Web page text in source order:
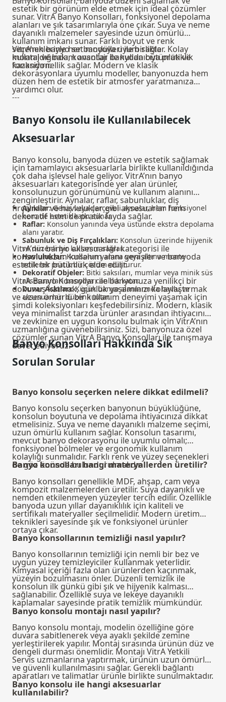
estetik bir görünüm elde etmek için ideal çözümler
sunar. VitrA Banyo Konsolları, fonksiyonel depolama
alanları ve şık tasarımlarıyla öne çıkar. Suya ve neme
dayanıklı malzemeler sayesinde uzun ömürlü
kullanım imkanı sunar. Farklı boyut ve renk
seçenekleriyle her banyoya uyum sağlar. Kolay
montaj ve bakım avantajı ile kullanıcıya pratiklik
kazandırır.
VitrA’nınbanyo set modülleriile birlikte
kullanıldığında, konsollar banyoda bütünlük ve
fonksiyonellik sağlar. Modern ve klasik
dekorasyonlara uyumlu modeller, banyonuzda hem
düzen hem de estetik bir atmosfer yaratmanıza
yardımcı olur.
---
Banyo Konsolu ile Kullanılabilecek
Aksesuarlar
Banyo konsolu, banyoda düzen ve estetik sağlamak
için tamamlayıcı aksesuarlarla birlikte kullanıldığında
çok daha işlevsel hale geliyor. VitrA’nın banyo
aksesuarları kategorisinde yer alan ürünler,
konsolunuzun görünümünü ve kullanım alanını
zenginleştirir. Aynalar, raflar, sabunluklar, diş
fırçalıklar ve havluluklar gibi aksesuarlar hem
dekoratif hem de pratik fayda sağlar.
Aynalar:Geniş veya çerçeveli aynalar, hem fonksiyonel
hem de estetik katkı sunar.
Raflar: Konsolun yanında veya üstünde ekstra depolama
alanı yaratır.
Sabunluk ve Diş Fırçalıkları: Konsolun üzerinde hijyenik
ve düzenli bir kullanım sağlar.
Havluluklar:Konsolun yanına veya altına monte
edilerek pratik bir çözüm oluşturur.
Dekoratif Objeler: Bitki saksıları, mumlar veya minik süs
aksesuarları banyoya canlılık katar.
Duvar Askıları:Küçük banyo alanlarında havlu ve
aksesuarları düzenli tutar.
VitrA’nın banyo aksesuarları kategorisi ile
konsolunuzun kullanım alanı genişler ve banyoda
estetik bir bütünlük elde edilir.
VitrA Banyo Konsolları ile banyonuza yenilikçi bir
dokunuş katmak, günlük yaşamınızı kolaylaştırmak
ve uzun ömürlü bir kullanım deneyimi yaşamak için
şimdi koleksiyonları keşfedebilirsiniz. Modern, klasik
veya minimalist tarzda ürünler arasından ihtiyacınıza
ve zevkinize en uygun konsolu bulmak için VitrA’nın
uzmanlığına güvenebilirsiniz. Sizi, banyonuza özel
çözümler sunan VitrA Banyo Konsolları ile tanışmaya
davet ediyoruz.
Banyo Konsolları Hakkında Sık
Sorulan Sorular
Banyo konsolu seçerken nelere dikkat edilmeli?
Banyo konsolu seçerken banyonun büyüklüğüne,
konsolun boyutuna ve depolama ihtiyacınıza dikkat
etmelisiniz. Suya ve neme dayanıklı malzeme seçimi,
uzun ömürlü kullanım sağlar. Konsolun tasarımı,
mevcut banyo dekorasyonu ile uyumlu olmalı;
fonksiyonel bölmeler ve ergonomik kullanım
kolaylığı sunmalıdır. Farklı renk ve yüzey seçenekleri
de göz önünde bulundurulmalıdır.
Banyo konsolları hangi materyallerden üretilir?
Banyo konsolları genellikle MDF, ahşap, cam veya
kompozit malzemelerden üretilir. Suya dayanıklı ve
nemden etkilenmeyen yüzeyler tercih edilir. Özellikle
banyoda uzun yıllar dayanıklılık için kaliteli ve
sertifikalı materyaller seçilmelidir. Modern üretim
teknikleri sayesinde şık ve fonksiyonel ürünler
ortaya çıkar.
Banyo konsollarının temizliği nasıl yapılır?
Banyo konsollarının temizliği için nemli bir bez ve
uygun yüzey temizleyiciler kullanmak yeterlidir.
Kimyasal içeriği fazla olan ürünlerden kaçınmak,
yüzeyin bozulmasını önler. Düzenli temizlik ile
konsolun ilk günkü gibi şık ve hijyenik kalması
sağlanabilir. Özellikle suya ve lekeye dayanıklı
kaplamalar sayesinde pratik temizlik mümkündür.
Banyo konsolu montajı nasıl yapılır?
Banyo konsolu montajı, modelin özelliğine göre
duvara sabitlenerek veya ayaklı şekilde zemine
yerleştirilerek yapılır. Montaj sırasında ürünün düz ve
dengeli durması önemlidir. Montajı VitrA Yetkili
Servis uzmanlarına yaptırmak, ürünün uzun ömürlü
ve güvenli kullanılmasını sağlar. Gerekli bağlantı
aparatları ve talimatlar ürünle birlikte sunulmaktadır.
Banyo konsolu ile hangi aksesuarlar
kullanılabilir?